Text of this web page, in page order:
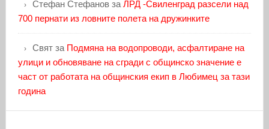
Стефан Стефановза ЛРД -Свиленград разсели над
700 пернати из ловните полета на дружинките
Святза Подмяна на водопроводи, асфалтиране на
улици и обновяване на сгради с общинско значение е
част от работата на общинския екип в Любимец за тази
година